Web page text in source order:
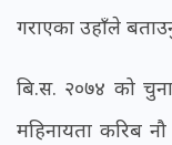
गराएका उहाँले
बि.स. २०७४ को
महिनायता करिब